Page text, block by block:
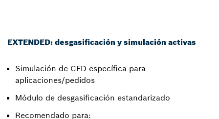
EXTENDED: desgasificación y simulación activas
Simulación de CFD específica para
aplicaciones/pedidos
Módulo de desgasificación estandarizado
Recomendado para: